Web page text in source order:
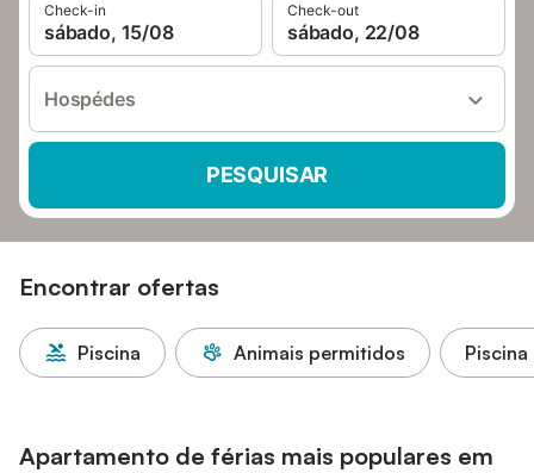
Check-in
sábado, 15/08
Check-out
sábado, 22/08
Hospédes
PESQUISAR
Encontrar ofertas
Piscina Animais permitidos
Apartamento de férias mais populares em